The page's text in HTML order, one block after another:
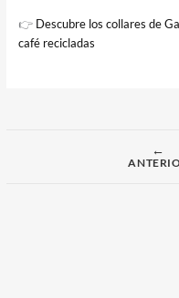
👉 Descubre los collares de
café recicladas